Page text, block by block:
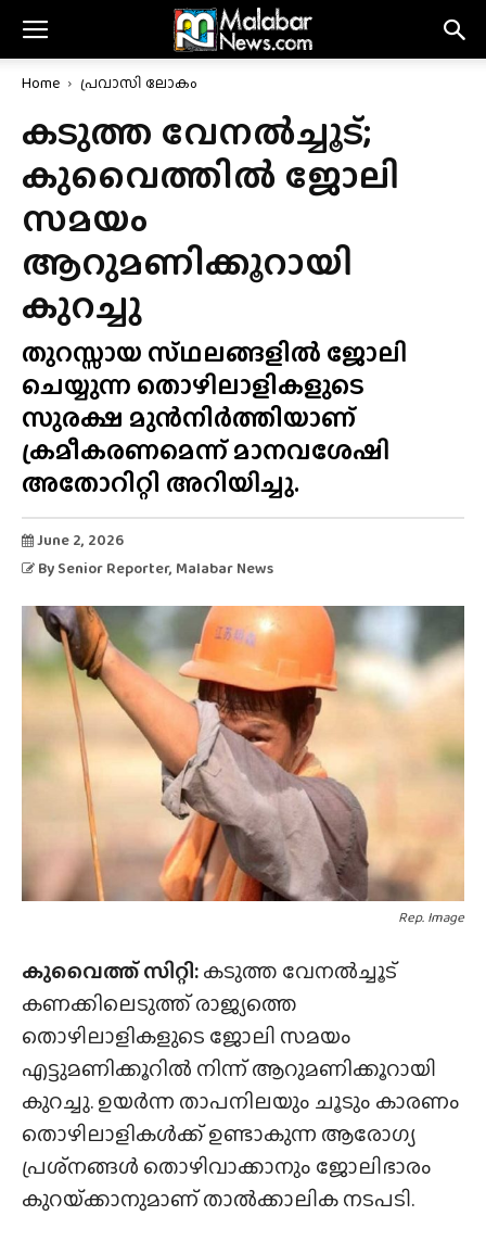
Home പ്രവാസി ലോകം
കടുത്ത വേനൽച്ചൂട്;
കുവൈത്തിൽ ജോലി
സമയം
ആറുമണിക്കൂറായി
കുറച്ചു
തുറസ്സായ സ്‌ഥലങ്ങളിൽ ജോലി
ചെയ്യുന്ന തൊഴിലാളികളുടെ
സുരക്ഷ മുൻനിർത്തിയാണ്
ക്രമീകരണമെന്ന് മാനവശേഷി
അതോറിറ്റി അറിയിച്ചു.
June 2, 2026
By Senior Reporter, Malabar News
Rep. Image
കുവൈത്ത് സിറ്റി:കടുത്ത വേനൽച്ചൂട്
കണക്കിലെടുത്ത് രാജ്യത്തെ
തൊഴിലാളികളുടെ ജോലി സമയം
എട്ടുമണിക്കൂറിൽ നിന്ന് ആറുമണിക്കൂറായി
കുറച്ചു. ഉയർന്ന താപനിലയും ചൂടും കാരണം
തൊഴിലാളികൾക്ക് ഉണ്ടാകുന്ന ആരോഗ്യ
പ്രശ്‍നങ്ങൾ തൊഴിവാക്കാനും ജോലിഭാരം
കുറയ്‌ക്കാനുമാണ് താൽക്കാലിക നടപടി.